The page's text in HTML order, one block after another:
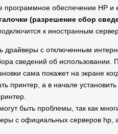
программное обеспечение HP и
(разрешение сбор
к иностранным
драйверы с отключенным
сведений об использовании.
сама покажет на экране
принтер, а в начале
быть проблемы, так как
с официальных серверов hp,